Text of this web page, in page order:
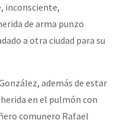
(Las poblaciones y
inconsciente,
de arma punzo
a otra ciudad para su
además de estar
en el pulmón con
comunero Rafael